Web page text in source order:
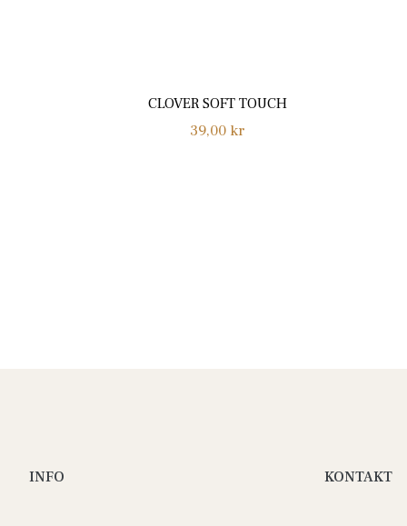
CLOVER SOFT TOUCH
Normalpris
39,00 kr
INFO KONTAKT